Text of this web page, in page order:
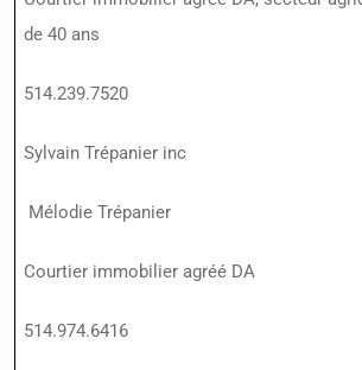
de 40 ans
514.239.7520
Sylvain Trépanier inc
Mélodie Trépanier
Courtier immobilier agréé DA
514.974.6416